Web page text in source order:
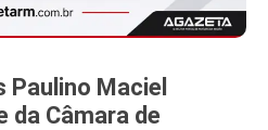
Maciel
da Câmara de